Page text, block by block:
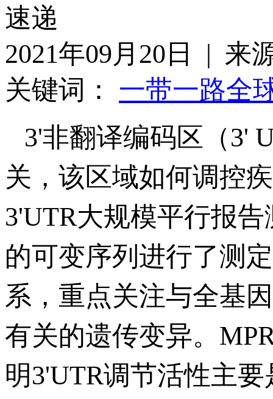
速递
2021年09月20日 | 来
关键词： 一带一路全
3'非翻译编码区（3'
关，该区域如何调控
3'UTR大规模平行报
的可变序列进行了测
系，重点关注与全基
有关的遗传变异。
明3'UTR调节活性主